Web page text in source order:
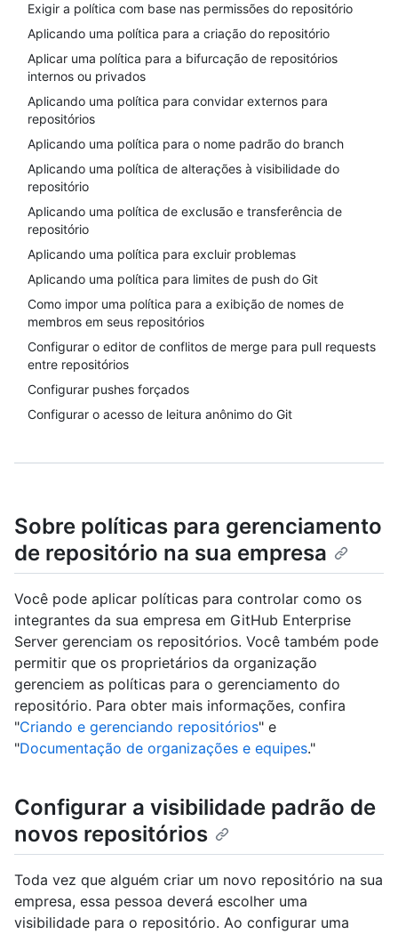
Exigir a política com base nas permissões do repositório
Aplicando uma política para a criação do repositório
Aplicar uma política para a bifurcação de repositórios
internos ou privados
Aplicando uma política para convidar externos para
repositórios
Aplicando uma política para o nome padrão do branch
Aplicando uma política de alterações à visibilidade do
repositório
Aplicando uma política de exclusão e transferência de
repositório
Aplicando uma política para excluir problemas
Aplicando uma política para limites de push do Git
Como impor uma política para a exibição de nomes de
membros em seus repositórios
Configurar o editor de conflitos de merge para pull requests
entre repositórios
Configurar pushes forçados
Configurar o acesso de leitura anônimo do Git
Sobre políticas para gerenciamento
de repositório na sua empresa
Você pode aplicar políticas para controlar como os
integrantes da sua empresa em GitHub Enterprise
Server gerenciam os repositórios. Você também pode
permitir que os proprietários da organização
gerenciem as políticas para o gerenciamento do
repositório. Para obter mais informações, confira
"Criando e gerenciando repositórios" e
"Documentação de organizações e equipes."
Configurar a visibilidade padrão de
novos repositórios
Toda vez que alguém criar um novo repositório na sua
empresa, essa pessoa deverá escolher uma
visibilidade para o repositório. Ao configurar uma